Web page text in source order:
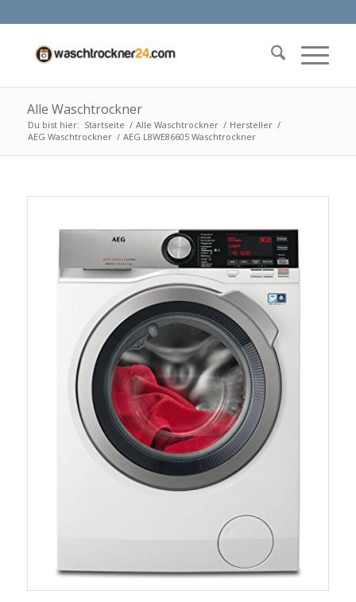
Alle Waschtrockner
Du bist hier: Startseite / Alle Waschtrockner / Hersteller /
AEG Waschtrockner / AEG L8WE86605 Waschtrockner